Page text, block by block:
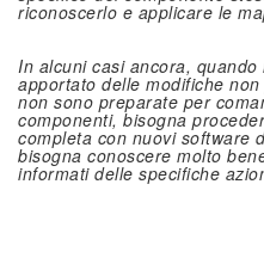
riconoscerlo e applicare le
In alcuni casi ancora,
apportato delle modifiche
non sono preparate per
componenti, bisogna
completa con nuovi software
bisogna conoscere molto
informati delle specifiche